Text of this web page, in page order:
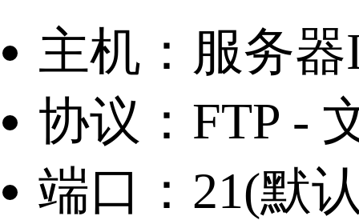
主机：服务
协议：FTP -
端口：21(默